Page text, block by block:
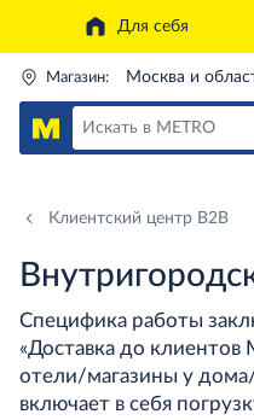
Для себя
Магазин: Москва и
Клиентский центр B2B
Специфика работы
«Доставка до
отели/магазины у
включает в себя